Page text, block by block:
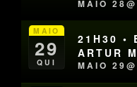
MAIO
MAIO
29
QUI
21H30 •
ARTUR
MAIO